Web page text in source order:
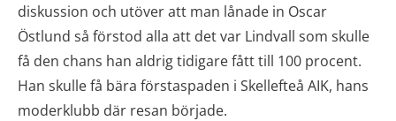
diskussion och utöver att man lånade in Oscar
Östlund så förstod alla att det var Lindvall som skulle
få den chans han aldrig tidigare fått till 100 procent.
Han skulle få bära förstaspaden i Skellefteå AIK, hans
moderklubb där resan började.